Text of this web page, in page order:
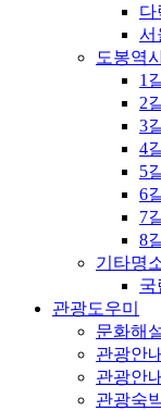
다
서
도봉역
1
2
3
4
5
6
7
8
기타명
국
관광도우미
문화해
관광안
관광안
관광숙